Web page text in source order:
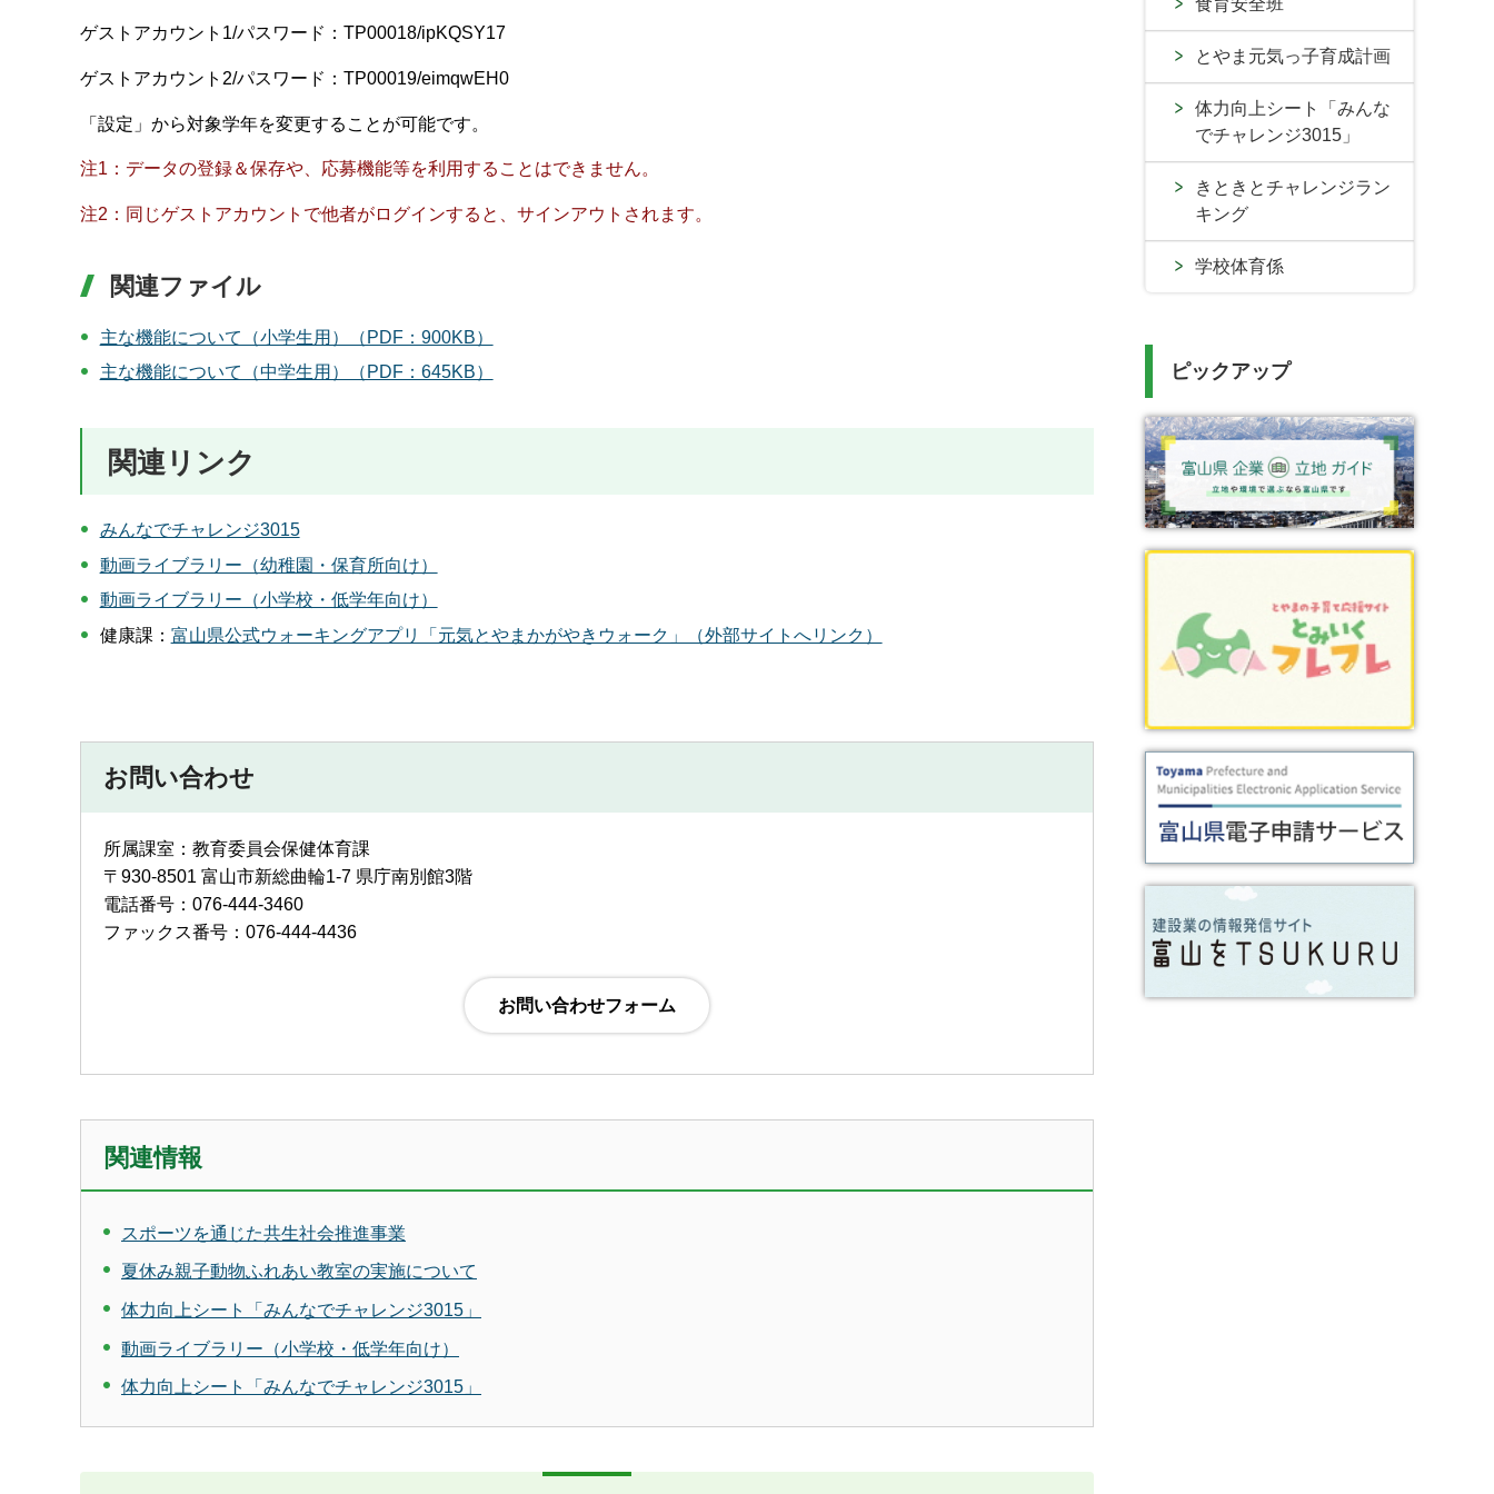
ゲストアカウント1/パスワード：TP00018/ipKQSY17
ゲストアカウント2/パスワード：TP00019/eimqwEH0
「設定」から対象学年を変更することが可能です。
注1：データの登録＆保存や、応募機能等を利用することはできません。
注2：同じゲストアカウントで他者がログインすると、サインアウトされます。
関連ファイル
主な機能について（小学生用）（PDF：900KB）
主な機能について（中学生用）（PDF：645KB）
関連リンク
みんなでチャレンジ3015
動画ライブラリー（幼稚園・保育所向け）
動画ライブラリー（小学校・低学年向け）
健康課： 富山県公式ウォーキングアプリ「元気とやまかがやきウォーク」（外部サイトへリンク）
お問い合わせ
所属課室：教育委員会保健体育課
〒930-8501 富山市新総曲輪1-7 県庁南別館3階
電話番号：076-444-3460
ファックス番号：076-444-4436
関連情報
スポーツを通じた共生社会推進事業
夏休み親子動物ふれあい教室の実施について
体力向上シート「みんなでチャレンジ3015」
動画ライブラリー（小学校・低学年向け）
体力向上シート「みんなでチャレンジ3015」
食育安全班
とやま元気っ子育成計画
体力向上シート「みんな
でチャレンジ3015」
きときとチャレンジラン
キング
学校体育係
ピックアップ